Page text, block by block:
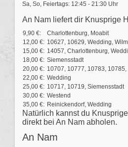
Sa, So, Feiertags: 12:45 - 21:30 Uhr
An Nam liefert dir Knusprige
9,90 €:
Charlottenburg, Moabit
12,00 €: 10627, 10629, Wedding,
15,00 €: 14057, Charlottenburg,
18,00 €: Siemensstadt
20,00 €: 10707, 10777, 10783,
22,00 €: Wedding
25,00 €: 10717, 10719, Siemensstadt
30,00 €: Westend
35,00 €: Reinickendorf, Wedding
Natürlich kannst du
direkt bei An Nam abholen.
An Nam